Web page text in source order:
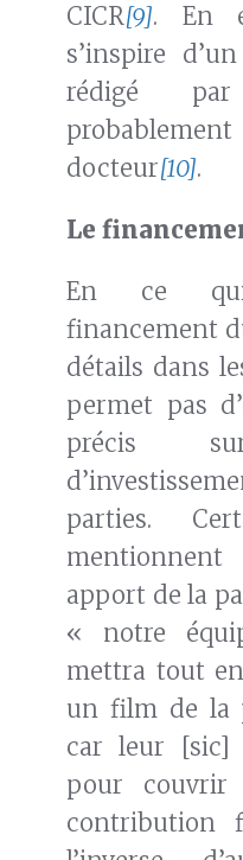
CICR[9]. En
s’inspire
rédigé
docteur[10].
Le
En ce
financement
détails dans
permet pas
précis
parties.
apport de la
« notre
mettra tout
un film de la
car leur [sic]
pour couvrir
contribution